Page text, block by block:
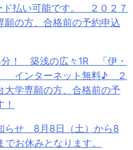
ド払い可能です。 ２０２７
願の方、合格前の予約申込
分！ 築浅の広々1R 「伊・
インターネット無料♪ ２
大学専願の方、合格前の予
らせ 8月8日（土）から8
でお休みとなります。